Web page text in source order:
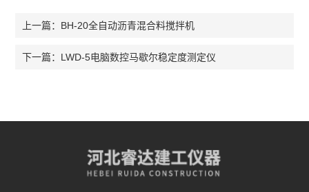
上一篇： BH-20全自动沥青混合料搅拌机
下一篇： LWD-5电脑数控马歇尔稳定度测定仪